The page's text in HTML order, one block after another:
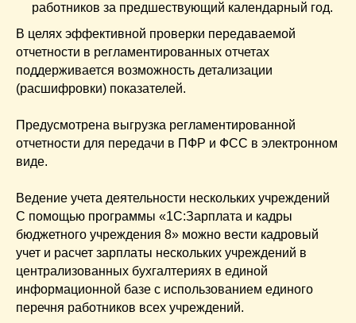
работников за предшествующий календарный год.
В целях эффективной проверки передаваемой
отчетности в регламентированных отчетах
поддерживается возможность детализации
(расшифровки) показателей.
Предусмотрена выгрузка регламентированной
отчетности для передачи в ПФР и ФСС в электронном
виде.
Ведение учета деятельности нескольких учреждений
С помощью программы «1С:Зарплата и кадры
бюджетного учреждения 8» можно вести кадровый
учет и расчет зарплаты нескольких учреждений в
централизованных бухгалтериях в единой
информационной базе с использованием единого
перечня работников всех учреждений.